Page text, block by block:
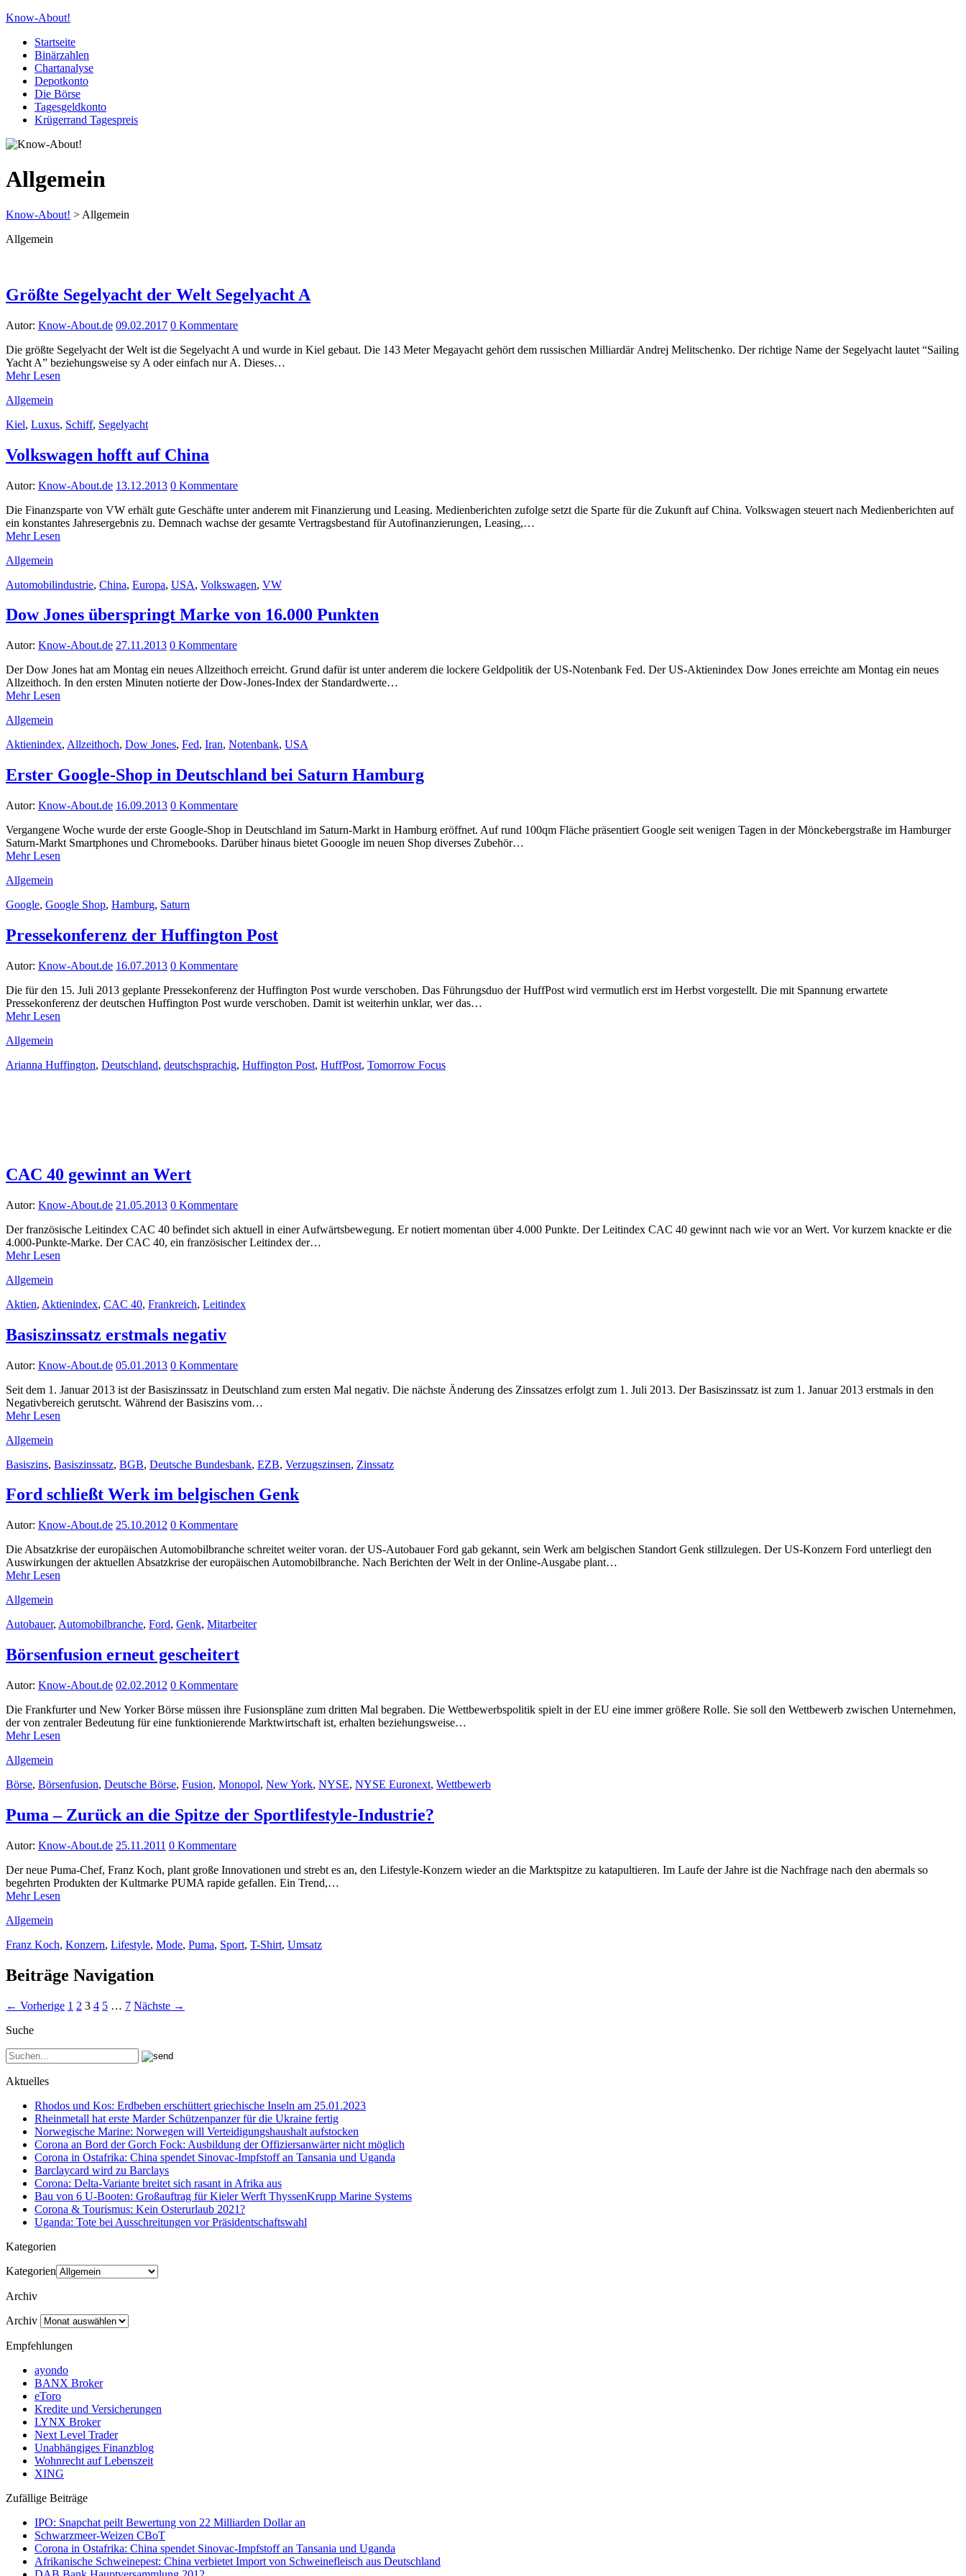
Know-About!
Startseite
Binärzahlen
Chartanalyse
Depotkonto
Die Börse
Tagesgeldkonto
Krügerrand Tagespreis
Allgemein
Know-About! > Allgemein
Allgemein
Größte Segelyacht der Welt Segelyacht A
Autor: Know-About.de 09.02.2017 0 Kommentare
Die größte Segelyacht der Welt ist die Segelyacht A und wurde in Kiel gebaut. Die 143 Meter Megayacht gehört dem russischen Milliardär Andrej Melitschenko. Der richtige Name der Segelyacht lautet “Sailing
Yacht A” beziehungsweise sy A oder einfach nur A. Dieses…
Mehr Lesen
Allgemein
Kiel, Luxus, Schiff, Segelyacht
Volkswagen hofft auf China
Autor: Know-About.de 13.12.2013 0 Kommentare
Die Finanzsparte von VW erhält gute Geschäfte unter anderem mit Finanzierung und Leasing. Medienberichten zufolge setzt die Sparte für die Zukunft auf China. Volkswagen steuert nach Medienberichten auf
ein konstantes Jahresergebnis zu. Demnach wachse der gesamte Vertragsbestand für Autofinanzierungen, Leasing,…
Mehr Lesen
Allgemein
Automobilindustrie, China, Europa, USA, Volkswagen, VW
Dow Jones überspringt Marke von 16.000 Punkten
Autor: Know-About.de 27.11.2013 0 Kommentare
Der Dow Jones hat am Montag ein neues Allzeithoch erreicht. Grund dafür ist unter anderem die lockere Geldpolitik der US-Notenbank Fed. Der US-Aktienindex Dow Jones erreichte am Montag ein neues
Allzeithoch. In den ersten Minuten notierte der Dow-Jones-Index der Standardwerte…
Mehr Lesen
Allgemein
Aktienindex, Allzeithoch, Dow Jones, Fed, Iran, Notenbank, USA
Erster Google-Shop in Deutschland bei Saturn Hamburg
Autor: Know-About.de 16.09.2013 0 Kommentare
Vergangene Woche wurde der erste Google-Shop in Deutschland im Saturn-Markt in Hamburg eröffnet. Auf rund 100qm Fläche präsentiert Google seit wenigen Tagen in der Mönckebergstraße im Hamburger
Saturn-Markt Smartphones und Chromebooks. Darüber hinaus bietet Gooogle im neuen Shop diverses Zubehör…
Mehr Lesen
Allgemein
Google, Google Shop, Hamburg, Saturn
Pressekonferenz der Huffington Post
Autor: Know-About.de 16.07.2013 0 Kommentare
Die für den 15. Juli 2013 geplante Pressekonferenz der Huffington Post wurde verschoben. Das Führungsduo der HuffPost wird vermutlich erst im Herbst vorgestellt. Die mit Spannung erwartete
Pressekonferenz der deutschen Huffington Post wurde verschoben. Damit ist weiterhin unklar, wer das…
Mehr Lesen
Allgemein
Arianna Huffington, Deutschland, deutschsprachig, Huffington Post, HuffPost, Tomorrow Focus
CAC 40 gewinnt an Wert
Autor: Know-About.de 21.05.2013 0 Kommentare
Der französische Leitindex CAC 40 befindet sich aktuell in einer Aufwärtsbewegung. Er notiert momentan über 4.000 Punkte. Der Leitindex CAC 40 gewinnt nach wie vor an Wert. Vor kurzem knackte er die
4.000-Punkte-Marke. Der CAC 40, ein französischer Leitindex der…
Mehr Lesen
Allgemein
Aktien, Aktienindex, CAC 40, Frankreich, Leitindex
Basiszinssatz erstmals negativ
Autor: Know-About.de 05.01.2013 0 Kommentare
Seit dem 1. Januar 2013 ist der Basiszinssatz in Deutschland zum ersten Mal negativ. Die nächste Änderung des Zinssatzes erfolgt zum 1. Juli 2013. Der Basiszinssatz ist zum 1. Januar 2013 erstmals in den
Negativbereich gerutscht. Während der Basiszins vom…
Mehr Lesen
Allgemein
Basiszins, Basiszinssatz, BGB, Deutsche Bundesbank, EZB, Verzugszinsen, Zinssatz
Ford schließt Werk im belgischen Genk
Autor: Know-About.de 25.10.2012 0 Kommentare
Die Absatzkrise der europäischen Automobilbranche schreitet weiter voran. der US-Autobauer Ford gab gekannt, sein Werk am belgischen Standort Genk stillzulegen. Der US-Konzern Ford unterliegt den
Auswirkungen der aktuellen Absatzkrise der europäischen Automobilbranche. Nach Berichten der Welt in der Online-Ausgabe plant…
Mehr Lesen
Allgemein
Autobauer, Automobilbranche, Ford, Genk, Mitarbeiter
Börsenfusion erneut gescheitert
Autor: Know-About.de 02.02.2012 0 Kommentare
Die Frankfurter und New Yorker Börse müssen ihre Fusionspläne zum dritten Mal begraben. Die Wettbewerbspolitik spielt in der EU eine immer größere Rolle. Sie soll den Wettbewerb zwischen Unternehmen,
der von zentraler Bedeutung für eine funktionierende Marktwirtschaft ist, erhalten beziehungsweise…
Mehr Lesen
Allgemein
Börse, Börsenfusion, Deutsche Börse, Fusion, Monopol, New York, NYSE, NYSE Euronext, Wettbewerb
Puma – Zurück an die Spitze der Sportlifestyle-Industrie?
Autor: Know-About.de 25.11.2011 0 Kommentare
Der neue Puma-Chef, Franz Koch, plant große Innovationen und strebt es an, den Lifestyle-Konzern wieder an die Marktspitze zu katapultieren. Im Laufe der Jahre ist die Nachfrage nach den abermals so
begehrten Produkten der Kultmarke PUMA rapide gefallen. Ein Trend,…
Mehr Lesen
Allgemein
Franz Koch, Konzern, Lifestyle, Mode, Puma, Sport, T-Shirt, Umsatz
Beiträge Navigation
← Vorherige 1 2 3 4 5 … 7 Nächste →
Suche
Aktuelles
Rhodos und Kos: Erdbeben erschüttert griechische Inseln am 25.01.2023
Rheinmetall hat erste Marder Schützenpanzer für die Ukraine fertig
Norwegische Marine: Norwegen will Verteidigungshaushalt aufstocken
Corona an Bord der Gorch Fock: Ausbildung der Offiziersanwärter nicht möglich
Corona in Ostafrika: China spendet Sinovac-Impfstoff an Tansania und Uganda
Barclaycard wird zu Barclays
Corona: Delta-Variante breitet sich rasant in Afrika aus
Bau von 6 U-Booten: Großauftrag für Kieler Werft ThyssenKrupp Marine Systems
Corona & Tourismus: Kein Osterurlaub 2021?
Uganda: Tote bei Ausschreitungen vor Präsidentschaftswahl
Kategorien
Kategorien
Archiv
Archiv
Empfehlungen
ayondo
BANX Broker
eToro
Kredite und Versicherungen
LYNX Broker
Next Level Trader
Unabhängiges Finanzblog
Wohnrecht auf Lebenszeit
XING
Zufällige Beiträge
IPO: Snapchat peilt Bewertung von 22 Milliarden Dollar an
Schwarzmeer-Weizen CBoT
Corona in Ostafrika: China spendet Sinovac-Impfstoff an Tansania und Uganda
Afrikanische Schweinepest: China verbietet Import von Schweinefleisch aus Deutschland